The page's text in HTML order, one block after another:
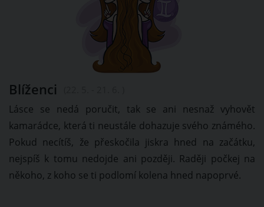
Blíženci
Lásce se nedá poručit, tak se ani nesnaž vyhovět
kamarádce, která ti neustále dohazuje svého známého.
Pokud necítíš, že přeskočila jiskra hned na začátku,
nejspíš k tomu nedojde ani později. Raději počkej na
někoho, z koho se ti podlomí kolena hned napoprvé.